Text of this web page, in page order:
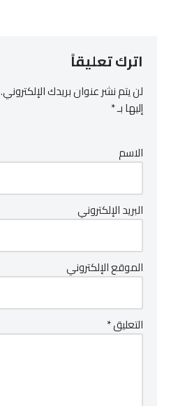
اترك تعليقاً
لن يتم نشر عنوان بريدك الإلكتروني.
إليها بـ*
الاسم
البريد الإلكتروني
الموقع الإلكتروني
التعليق*